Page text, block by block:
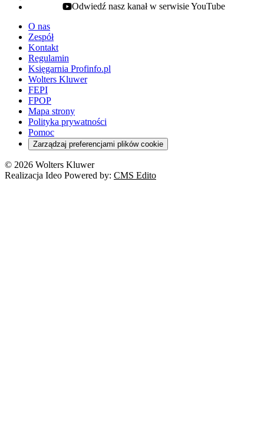
youtube - otwiera się w nowej karcie
Odwiedź nasz kanał w serwisie YouTube
O nas
Zespół
Kontakt
Regulamin
Księgarnia Profinfo.pl
Wolters Kluwer
FEPI
FPOP
Mapa strony
Polityka prywatności
Pomoc
Zarządzaj preferencjami plików cookie
© 2026 Wolters Kluwer
Realizacja Ideo Powered by: CMS Edito